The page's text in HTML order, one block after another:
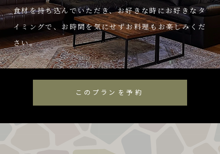
⾷材を持ち込んでいただき、お好きな時にお好きなタ
イミングで、お時間を気にせずお料理もお楽しみくだ
さい。
このプランを予約